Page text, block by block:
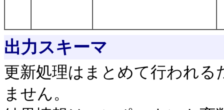
出力スキーマ
更新処理はまとめて行われ
ません。